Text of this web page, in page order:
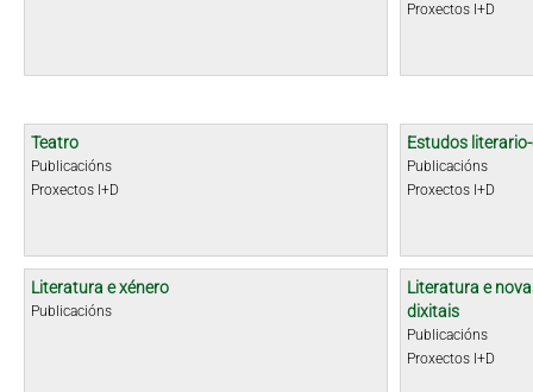
Proxectos I+D
Teatro
Publicacións
Proxectos I+D
Estudos
Publicacións
Proxectos I+D
Literatura e xénero
Publicacións
Literatura e
dixitais
Publicacións
Proxectos I+D